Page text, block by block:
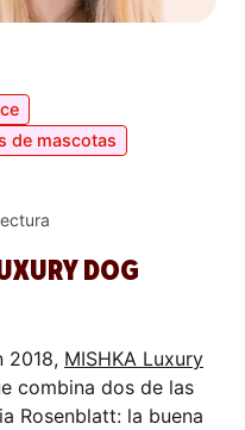
DOG
2018, MISHKA Luxury
combina dos de las
Rosenblatt: la buena
de mascotas